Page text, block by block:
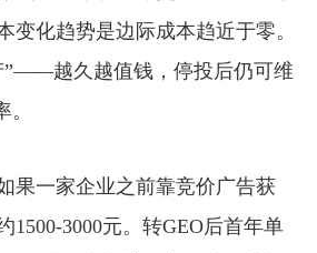
变化趋势是边际成本趋近于零。
”——越久越值钱，停投后仍可维
一家企业之前靠竞价广告获
1500-3000元。转GEO后首年单